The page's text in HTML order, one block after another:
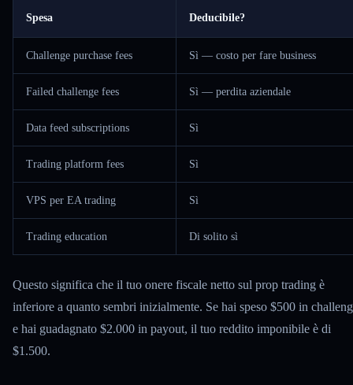
Spesa Deducibile?
Challenge purchase fees Sì — costo per fare business
Failed challenge fees Sì — perdita aziendale
Data feed subscriptions Sì
Trading platform fees Sì
VPS per EA trading Sì
Trading education Di solito sì
Questo significa che il tuo onere fiscale netto sul prop trading è
inferiore a quanto sembri inizialmente. Se hai speso $500 in
e hai guadagnato $2.000 in payout, il tuo reddito imponibile è di
$1.500.